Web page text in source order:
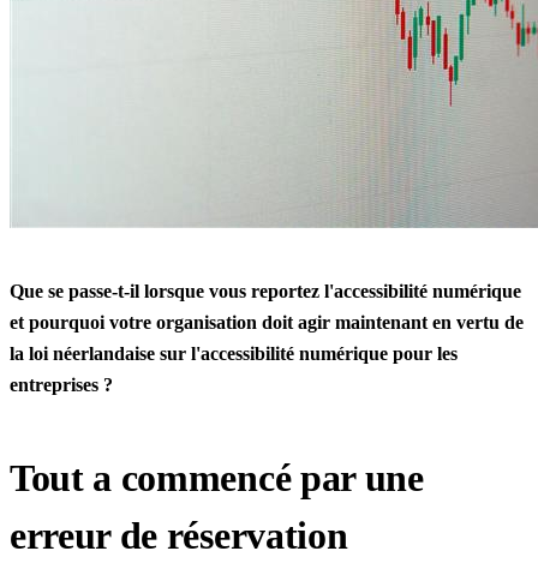
Que se passe-t-il lorsque vous reportez l'accessibilité numérique
et pourquoi votre organisation doit agir maintenant en vertu de
la loi néerlandaise sur l'accessibilité numérique pour les
entreprises ?
Tout a commencé par une
erreur de réservation